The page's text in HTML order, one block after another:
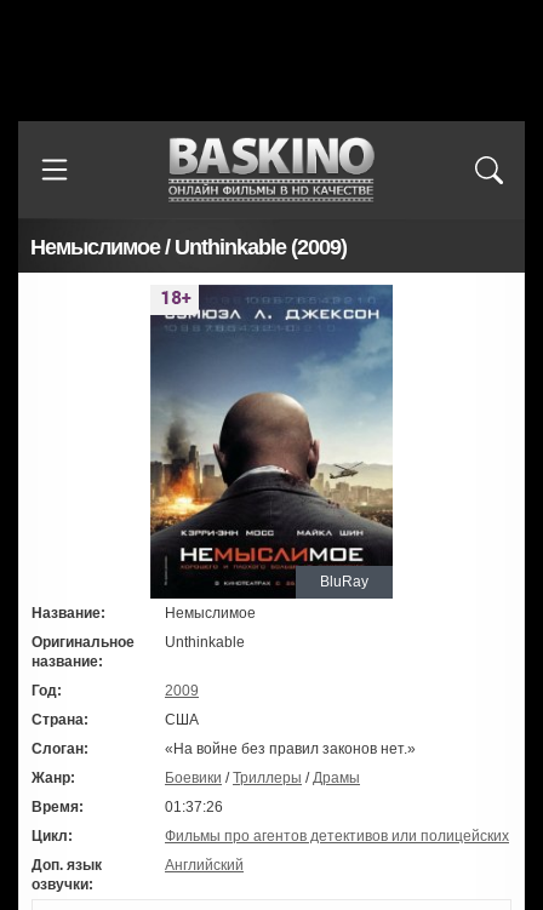
Немыслимое / Unthinkable (2009)
BluRay
Название:
Немыслимое
Оригинальное
название:
Unthinkable
Год:
2009
Страна:
США
Слоган:
«На войне без правил законов нет.»
Жанр:
Боевики /Триллеры /Драмы
Время:
01:37:26
Цикл:
Фильмы про агентов детективов или полицейских
Доп. язык
озвучки:
Английский